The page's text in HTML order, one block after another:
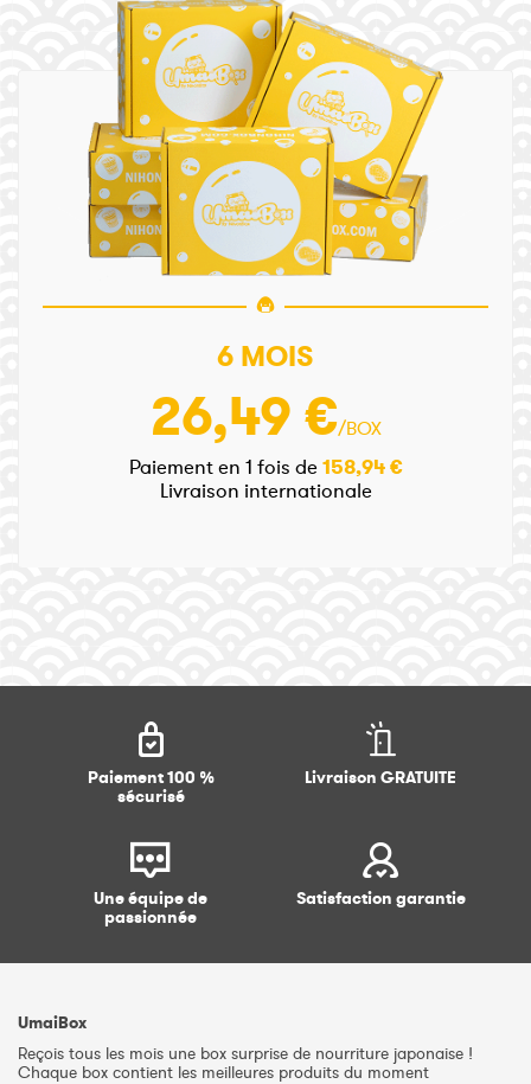
6 MOIS
26,49 €/BOX
Paiement en 1 fois de 158,94 €
Livraison internationale
Paiement 100 %
sécurisé
Livraison GRATUITE
Une équipe de
passionnée
Satisfaction garantie
UmaiBox
Reçois tous les mois une box surprise de nourriture japonaise !
Chaque box contient les meilleures produits du moment